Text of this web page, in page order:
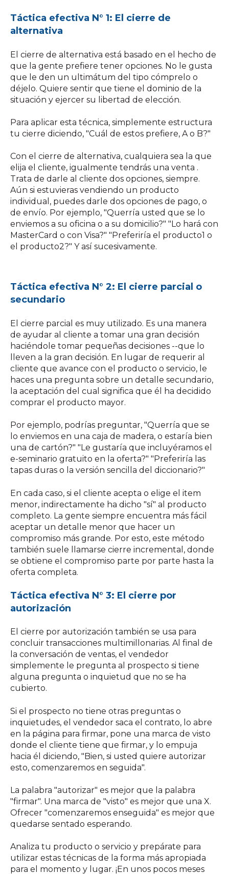
Táctica efectiva N° 1: El cierre de
alternativa
El cierre de alternativa está basado en el hecho de
que la gente prefiere tener opciones. No le gusta
que le den un ultimátum del tipo cómprelo o
déjelo. Quiere sentir que tiene el dominio de la
situación y ejercer su libertad de elección.
Para aplicar esta técnica, simplemente estructura
tu cierre diciendo, "Cuál de estos prefiere, A o B?"
Con el cierre de alternativa, cualquiera sea la que
elija el cliente, igualmente tendrás una venta .
Trata de darle al cliente dos opciones, siempre.
Aún si estuvieras vendiendo un producto
individual, puedes darle dos opciones de pago, o
de envío. Por ejemplo, "Querría usted que se lo
enviemos a su oficina o a su domicilio?" "Lo hará con
MasterCard o con Visa?" "Preferiría el producto1 o
el producto2?" Y así sucesivamente.
Táctica efectiva N° 2: El cierre parcial o
secundario
El cierre parcial es muy utilizado. Es una manera
de ayudar al cliente a tomar una gran decisión
haciéndole tomar pequeñas decisiones --que lo
lleven a la gran decisión. En lugar de requerir al
cliente que avance con el producto o servicio, le
haces una pregunta sobre un detalle secundario,
la aceptación del cual significa que él ha decidido
comprar el producto mayor.
Por ejemplo, podrías preguntar, "Querría que se
lo enviemos en una caja de madera, o estaría bien
una de cartón?" "Le gustaría que incluyéramos el
e-seminario gratuito en la oferta?" "Preferiría las
tapas duras o la versión sencilla del diccionario?"
En cada caso, si el cliente acepta o elige el item
menor, indirectamente ha dicho "sí" al producto
completo. La gente siempre encuentra más fácil
aceptar un detalle menor que hacer un
compromiso más grande. Por esto, este método
también suele llamarse cierre incremental, donde
se obtiene el compromiso parte por parte hasta la
oferta completa.
Táctica efectiva N° 3: El cierre por
autorización
El cierre por autorización también se usa para
concluir transacciones multimillonarias. Al final de
la conversación de ventas, el vendedor
simplemente le pregunta al prospecto si tiene
alguna pregunta o inquietud que no se ha
cubierto.
Si el prospecto no tiene otras preguntas o
inquietudes, el vendedor saca el contrato, lo abre
en la página para firmar, pone una marca de visto
donde el cliente tiene que firmar, y lo empuja
hacia él diciendo, "Bien, si usted quiere autorizar
esto, comenzaremos en seguida".
La palabra "autorizar" es mejor que la palabra
"firmar". Una marca de "visto" es mejor que una X.
Ofrecer "comenzaremos enseguida" es mejor que
quedarse sentado esperando.
Analiza tu producto o servicio y prepárate para
utilizar estas técnicas de la forma más apropiada
para el momento y lugar. ¡En unos pocos meses